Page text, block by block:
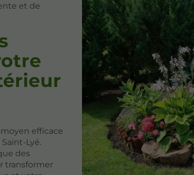
et de
efficace
Lyé.
des
transformer